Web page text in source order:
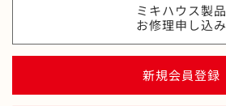
ミキハウス製品
お修理申し込み
新規会員登録